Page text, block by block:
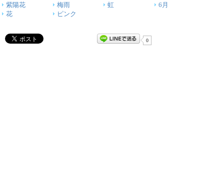
紫陽花 梅雨 虹
6月
花
ピンク
0